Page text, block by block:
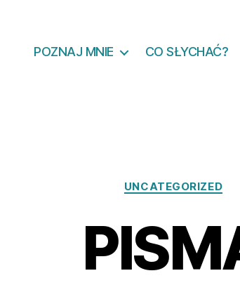
POZNAJ MNIE CO SŁYCHAĆ?
Kategorie
UNCATEGORIZED